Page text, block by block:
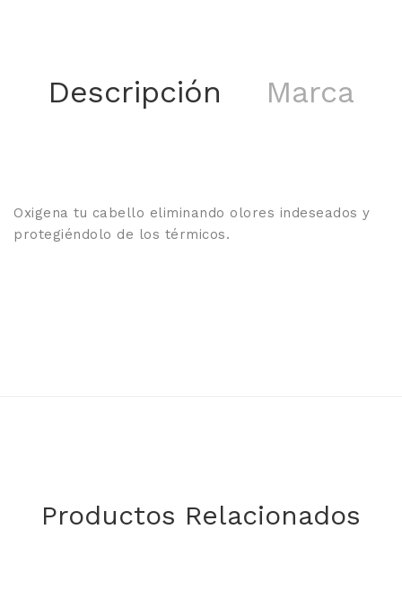
Descripción Marca
Oxigena tu cabello eliminando olores indeseados y
protegiéndolo de los térmicos.
Productos Relacionados